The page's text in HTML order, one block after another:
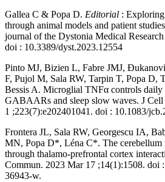
Gallea C & Popa D. Editorial :
through animal models and patient
journal of the Dystonia Medical
doi : 10.3389/dyst.2023.12554
Pinto MJ, Bizien L, Fabre JMJ,
F, Pujol M, Sala RW, Tarpin T, Popa D,
Bessis A. Microglial TNFα controls daily
GABAARs and sleep slow waves. J
1 ;223(7):e202401041. doi : 10.1083/
Frontera JL, Sala RW, Georgescu IA,
MN, Popa D*, Léna C*. The cerebellum
through thalamo-prefrontal cortex
Commun. 2023 Mar 17 ;14(1):1508. doi
36943-w.